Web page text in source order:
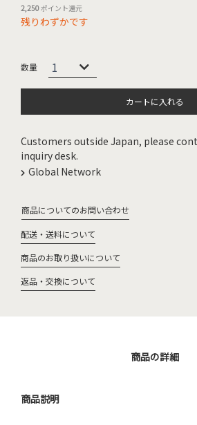
2,250ポイント還元
残りわずかです
カートに入れる
Customers outside Japan, please
inquiry desk.
Global Network
商品についてのお問い合わせ
配送・送料について
商品のお取り扱いについて
返品・交換について
商品の詳細
商品説明